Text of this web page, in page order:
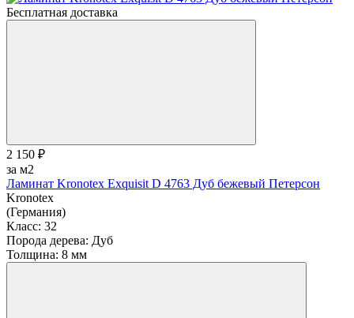
Бесплатная доставка
2 150 ₽
за м2
Ламинат Kronotex Exquisit D 4763 Дуб бежевый Петерсон
Kronotex
(Германия)
Класс: 32
Порода дерева: Дуб
Толщина: 8 мм